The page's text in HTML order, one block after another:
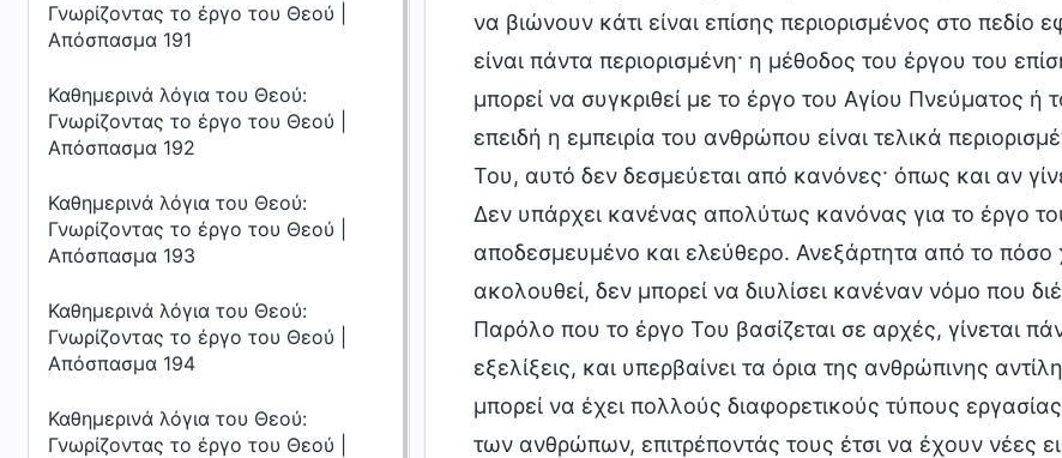
Γνωρίζοντας το έργο του Θεού |
Απόσπασμα 191
Καθημερινά λόγια του Θεού:
Γνωρίζοντας το έργο του Θεού |
Απόσπασμα 192
Καθημερινά λόγια του Θεού:
Γνωρίζοντας το έργο του Θεού |
Απόσπασμα 193
Καθημερινά λόγια του Θεού:
Γνωρίζοντας το έργο του Θεού |
Απόσπασμα 194
Καθημερινά λόγια του Θεού:
Γνωρίζοντας το έργο του Θεού |
να βιώνουν κάτι είναι επίσης περιορισμένος στο
είναι πάντα περιορισμένη· η μέθοδος του έργου του
μπορεί να συγκριθεί με το έργο του Αγίου Πνεύματος ή
επειδή η εμπειρία του ανθρώπου είναι τελικά
Του, αυτό δεν δεσμεύεται από κανόνες· όπως και αν
Δεν υπάρχει κανένας απολύτως κανόνας για το έργο
αποδεσμευμένο και ελεύθερο. Ανεξάρτητα από το
ακολουθεί, δεν μπορεί να διυλίσει κανέναν νόμο που
Παρόλο που το έργο Του βασίζεται σε αρχές, γίνεται
εξελίξεις, και υπερβαίνει τα όρια της ανθρώπινης
μπορεί να έχει πολλούς διαφορετικούς τύπους
των ανθρώπων, επιτρέποντάς τους έτσι να έχουν νέες